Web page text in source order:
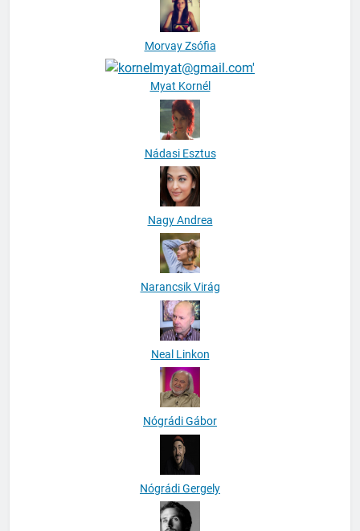
Morvay Zsófia
Myat Kornél
Nádasi Esztus
Nagy Andrea
Narancsik Virág
Neal Linkon
Nógrádi Gábor
Nógrádi Gergely